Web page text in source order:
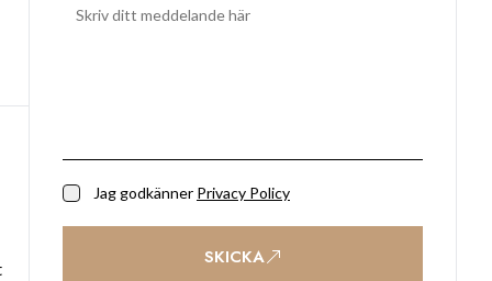
Jag godkänner Privacy Policy
SKICKA